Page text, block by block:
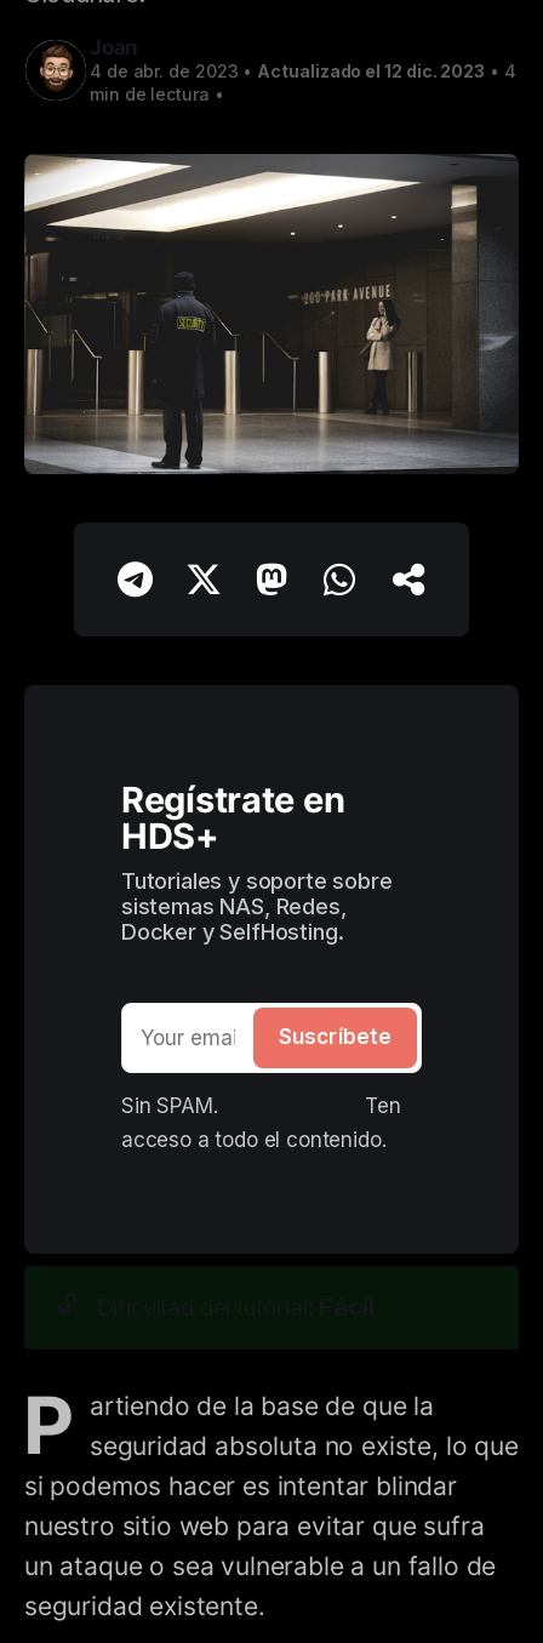
Joan
4 de abr. de 2023 • Actualizado el 12 dic. 2023 • 4
min de lectura •
Regístrate en
HDS+
Tutoriales y soporte sobre
sistemas NAS, Redes,
Docker y SelfHosting.
Suscríbete
Sin SPAM.
Ten
acceso a todo el contenido.
P
artiendo de la base de que la
seguridad absoluta no existe, lo que
si podemos hacer es intentar blindar
nuestro sitio web para evitar que sufra
un ataque o sea vulnerable a un fallo de
seguridad existente.